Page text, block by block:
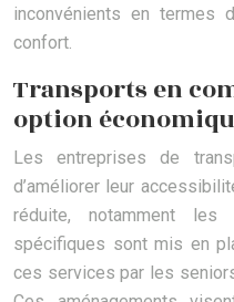
inconvénients en termes
confort.
Transports en
option
Les entreprises de
d’améliorer leur
réduite, notamment les
spécifiques sont mis en
ces services par les